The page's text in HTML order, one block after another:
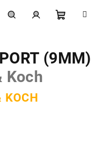
košík
(9MM)
Koch
KOCH